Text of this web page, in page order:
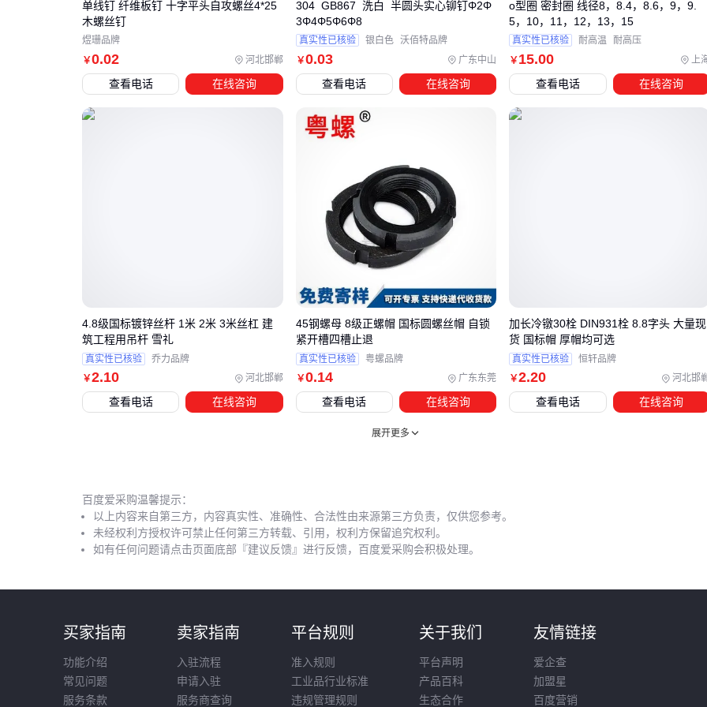
抗扭力更强且不易磨损工具。而十字槽更适合快速安装，但需
注意批头尺寸与槽口的精确匹配。
气动或电动工具能提升批量作业效率，但需根据螺丝材质调整
扭矩——不锈钢螺丝需要更高扭矩，而软质材料过大的扭矩可
能导致螺纹滑牙。手动工具则更适合精密装配或防腐涂层的保
配套耗材同样影响长期使用效果。例如防松胶适用于振动环
境，而螺纹密封胶
在复杂工况下的可靠性。
五、安装时的小疏忽，可能变成后期大麻烦
安装前清洁螺纹孔至关重要，残留碎屑或油污会改变实际啮合
长度，导致25mm的螺丝仅实现20mm的有效紧固。对于户外或
潮湿环境，可预先涂抹防锈润滑剂 延缓腐蚀。
分阶段紧固比一次性拧紧更可靠：
先用手旋入确认螺纹顺畅
预紧至50%扭矩消除组件间隙
最终按材质要求的扭矩值完成紧固 这种方法能避免铝制工件
每季度二次紧固。使用塑料零件分拣盒
能快速匹配维修时的规格需求。
对方案，也别为后期维修付出50倍时间成本。
￥0.02 河北邯郸
单线钉 纤维板钉 十字平头自攻螺丝4*25
木螺丝钉
煜珊品牌
查看电话 在线咨询
￥0.03 广东中山
304 GB867 洗白 半圆头实心铆钉Φ2Φ
3Φ4Φ5Φ6Φ8
真实性已核验 银白色 沃佰特品牌
查看电话 在线咨询
￥15.00 上
o型圈 密封圈 线径8，8.4，8.6，9，9.
5，10，11，12，13，15
真实性已核验 耐高温 耐高压
查看电话 在线咨询
￥2.10 河北邯郸
4.8级国标镀锌丝杆 1米 2米 3米丝杠 建
筑工程用吊杆 雪礼
真实性已核验 乔力品牌
查看电话 在线咨询
￥0.14 广东东莞
45钢螺母 8级正螺帽 国标圆螺丝帽 自锁
紧开槽四槽止退
真实性已核验 粤螺品牌
查看电话 在线咨询
￥2.20 河北邯
加长冷镦30栓 DIN931栓 8.8字头 大量现
货 国标帽 厚帽均可选
真实性已核验 恒轩品牌
查看电话 在线咨询
展开更多
百度爱采购温馨提示：
以上内容来自第三方，内容真实性、准确性、合法性由来源第三方负责，仅供您参考。
未经权利方授权许可禁止任何第三方转载、引用，权利方保留追究权利。
如有任何问题请点击页面底部『建议反馈』进行反馈，百度爱采购会积极处理。
买家指南
功能介绍
常见问题
服务条款
卖家指南
入驻流程
申请入驻
服务商查询
平台规则
准入规则
工业品行业标准
违规管理规则
关于我们
平台声明
产品百科
生态合作
友情链接
爱企查
加盟星
百度营销